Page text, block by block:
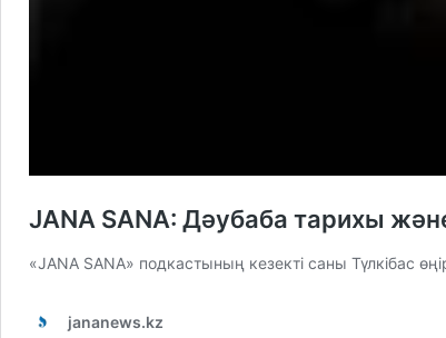
JANA SANA: Дәубаба тарихы
«JANA SANA» подкастының кезекті саны Түлкібас
jananews.kz